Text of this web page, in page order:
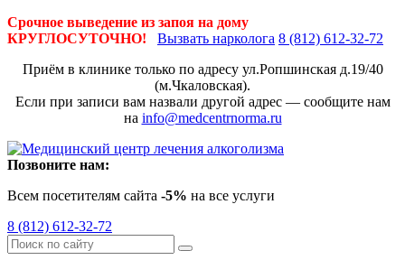
Срочное выведение из запоя на дому
КРУГЛОСУТОЧНО!
Вызвать нарколога 8 (812) 612-32-72
Приём в клинике только по адресу ул.Ропшинская д.19/40
(м.Чкаловская).
Если при записи вам назвали другой адрес — сообщите нам
на info@medcentrnorma.ru
Позвоните нам:
Всем посетителям сайта -5% на все услуги
8 (812) 612-32-72